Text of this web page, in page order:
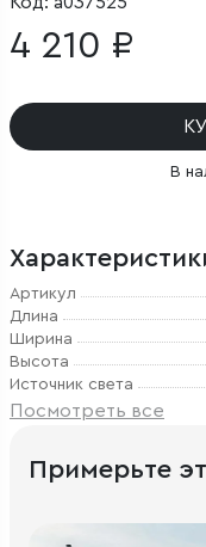
4 210 ₽
В
Артикул
Длина
Ширина
Высота
Источник света
Посмотреть все
Примерьте